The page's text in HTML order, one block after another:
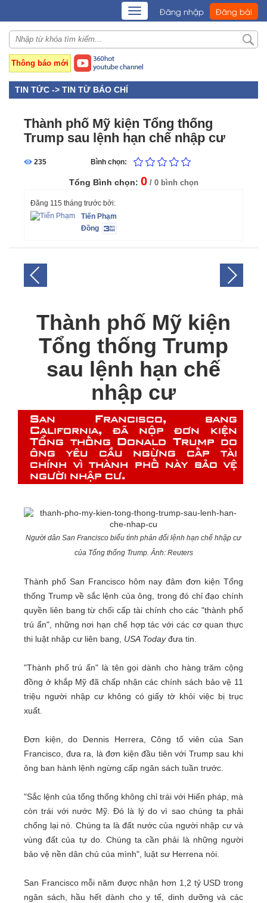
TOGGLE
NAVIGATION
Đăng nhập Đăng bài
Thông báo mới
TIN TỨC -> TIN TỪ BÁO CHÍ
Thành phố Mỹ kiện Tổng thống
Trump sau lệnh hạn chế nhập cư
235 Bình chọn:
Tổng Bình chọn: 0 / 0 bình chọn
Đăng 115 tháng trước bởi:
Tiến Phạm
Đồng
Thành phố Mỹ kiện
Tổng thống Trump
sau lệnh hạn chế
nhập cư
San Francisco, bang
California, đã nộp đơn kiện
Tổng thống Donald Trump do
ông yêu cầu ngừng cấp tài
chính vì thành phố này bảo vệ
người nhập cư.
Người dân San Francisco biểu tình phản đối lệnh hạn chế hhập cư
của Tổng thống Trump. Ảnh: Reuters
Thành phố San Francisco hôm nay đâm đơn kiện Tổng
thống Trump về sắc lệnh của ông, trong đó chỉ đạo chính
quyền liên bang từ chối cấp tài chính cho các "thành phố
trú ẩn", những nơi hạn chế hợp tác với các cơ quan thực
thi luật nhập cư liên bang, USA Todayđưa tin.
"Thành phố trú ẩn" là tên gọi dành cho hàng trăm cộng
đồng ở khắp Mỹ đã chấp nhận các chính sách bảo vệ 11
triệu người nhập cư không có giấy tờ khỏi việc bị trục
xuất.
Đơn kiện, do Dennis Herrera, Công tố viên của San
Francisco, đưa ra, là đơn kiện đầu tiên với Trump sau khi
ông ban hành lệnh ngừng cấp ngân sách tuần trước.
"Sắc lệnh của tổng thống không chỉ trái với Hiến pháp, mà
còn trái với nước Mỹ. Đó là lý do vì sao chúng ta phải
chống lại nó. Chúng ta là đất nước của người nhập cư và
vùng đất của tự do. Chúng ta cần phải là những người
bảo vệ nền dân chủ của mình", luật sư Herrena nói.
San Francisco mỗi năm được nhận hơn 1,2 tỷ USD trong
ngân sách, hầu hết dành cho y tế, dinh dưỡng và các